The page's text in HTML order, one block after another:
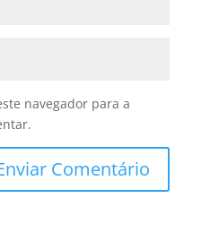
navegador para a